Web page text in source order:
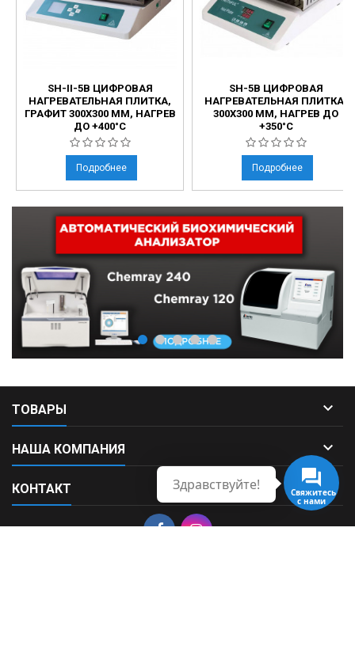
SH-II-5B ЦИФРОВАЯ
НАГРЕВАТЕЛЬНАЯ ПЛИТКА,
ГРАФИТ 300X300 ММ, НАГРЕВ
ДО +400°C
Подробнее
SH-5B ЦИФРОВАЯ
НАГРЕВАТЕЛЬНАЯ ПЛИТКА,
300X300 ММ, НАГРЕВ ДО
+350°C
Подробнее
ТОВАРЫ 
НАША КОМПАНИЯ 
КОНТАКТ 
Свяжитесь
с нами
Здравствуйте!